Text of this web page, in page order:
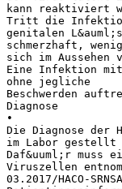
kann reaktiviert
Tritt die
genitalen
schmerzhaft,
sich im Aussehen
Eine Infektion mit
ohne jegliche
Beschwerden
Diagnose
•
Die Diagnose der
im Labor gestellt
Daf&uuml;r muss
Viruszellen
03.2017/HACO-SRNSA